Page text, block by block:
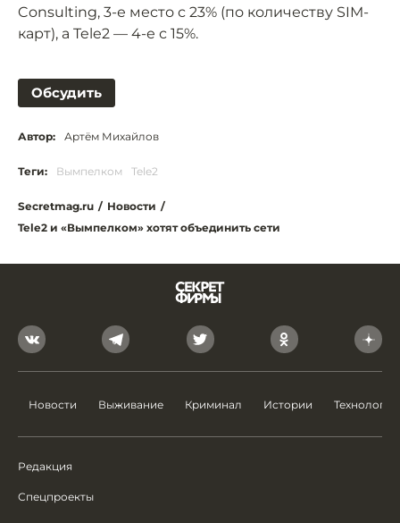
Consulting, 3-е место с 23% (по количеству SIM-
карт), а Tele2 — 4-е с 15%.
Обсудить
Автор: Артём Михайлов
Теги: Вымпелком Tele2
Secretmag.ru / Новости /
Tele2 и «Вымпелком» хотят объединить сети
Новости Выживание Криминал Истории Технологии
Редакция
Спецпроекты